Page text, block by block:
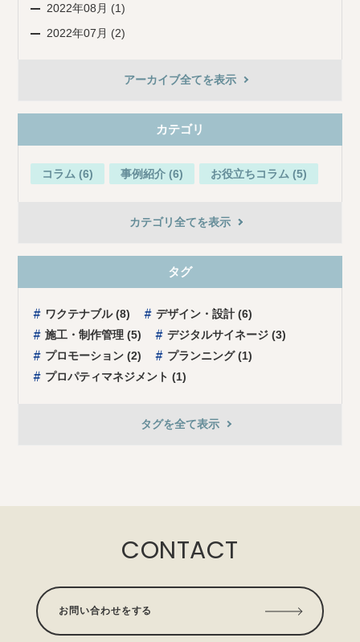
2022年08月 (1)
2022年07月 (2)
アーカイブ全てを表示
カテゴリ
コラム (6) 事例紹介 (6) お役立ちコラム (5)
カテゴリ全てを表示
タグ
ワクテナブル (8)
デザイン・設計 (6)
施⼯・制作管理 (5)
デジタルサイネージ (3)
プロモーション (2)
プランニング (1)
プロパティマネジメント (1)
タグを全て表⽰
CONTACT
お問い合わせをする